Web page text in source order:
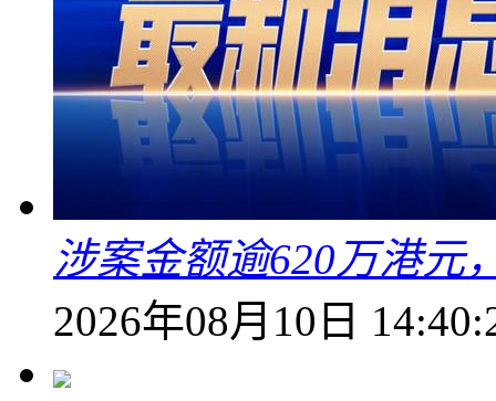
涉案金额逾620万港元
2026年08月10日